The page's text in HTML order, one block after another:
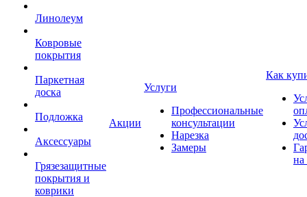
Линолеум
Ковровые
покрытия
Паркетная
доска
Подложка
Аксессуары
Грязезащитные
покрытия и
коврики
Акции
Услуги
Профессиональные
консультации
Нарезка
Замеры
Как
на